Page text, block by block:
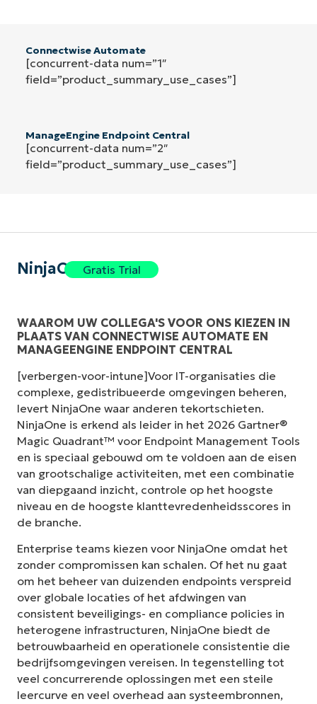
Connectwise Automate
[concurrent-data num=”1″
field=”product_summary_use_cases”]
ManageEngine Endpoint Central
[concurrent-data num=”2″
field=”product_summary_use_cases”]
NinjaOneGratis Trial
WAAROM UW COLLEGA'S VOOR ONS KIEZEN IN
PLAATS VAN CONNECTWISE AUTOMATE EN
MANAGEENGINE ENDPOINT CENTRAL
[verbergen-voor-intune]Voor IT-organisaties die
complexe, gedistribueerde omgevingen beheren,
levert NinjaOne waar anderen tekortschieten.
NinjaOne is erkend als leider in het 2026 Gartner®
Magic Quadrant™ voor Endpoint Management Tools
en is speciaal gebouwd om te voldoen aan de eisen
van grootschalige activiteiten, met een combinatie
van diepgaand inzicht, controle op het hoogste
niveau en de hoogste klanttevredenheidsscores in
de branche.
Enterprise teams kiezen voor NinjaOne omdat het
zonder compromissen kan schalen. Of het nu gaat
om het beheer van duizenden endpoints verspreid
over globale locaties of het afdwingen van
consistent beveiligings- en compliance policies in
heterogene infrastructuren, NinjaOne biedt de
betrouwbaarheid en operationele consistentie die
bedrijfsomgevingen vereisen. In tegenstelling tot
veel concurrerende oplossingen met een steile
leercurve en veel overhead aan systeembronnen,